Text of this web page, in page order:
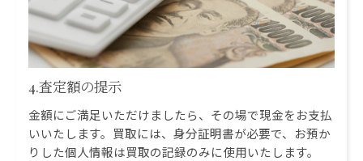
4.査定額の提示
金額にご満足いただけましたら、その場で現金をお支払
いいたします。買取には、身分証明書が必要で、お預か
りした個人情報は買取の記録のみに使用いたします。